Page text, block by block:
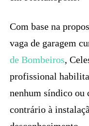
Com base na
vaga de garagem
de Bombeiros,
profissional
nenhum síndico ou
contrário à